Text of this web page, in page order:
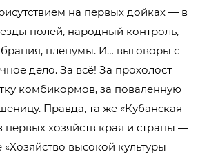
на первых дойках — в
полей, народный контроль,
пленумы. И… выговоры с
дело. За всё! За прохолост
комбикормов, за поваленную
Правда, та же «Кубанская
первых хозяйств края и страны —
высокой культуры